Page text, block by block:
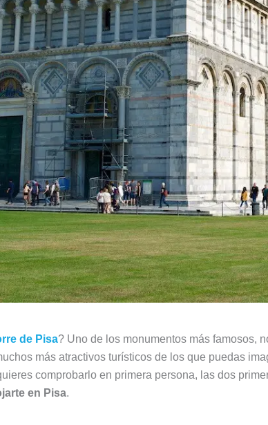
de Pisa? Uno de los monumentos más famosos,
más atractivos turísticos de los que puedas
comprobarlo en primera persona, las dos
en Pisa.